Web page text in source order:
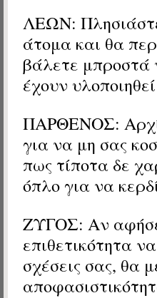
ΛΕΩΝ:
άτομα και θα
βάλετε μπροστά
έχουν
ΠΑΡΘΕΝΟΣ:
για να μη σας
πως τίποτα δε
όπλο για να
ΖΥΓΟΣ: Αν
επιθετικότητα
σχέσεις σας, θα